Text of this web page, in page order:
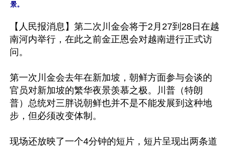
景。
【人民报消息】第二次川金会将于2月27到28日在越
南河内举行，在此之前金正恩会对越南进行正式访
问。
第一次川金会去年在新加坡，朝鲜方面参与会谈的
官员对新加坡的繁华夜景羡慕之极。川普（特朗
普）总统对三胖说朝鲜也并不是不能发展到这种地
步，但必须改变体制。
现场还放映了一个4分钟的短片，短片呈现出两条道